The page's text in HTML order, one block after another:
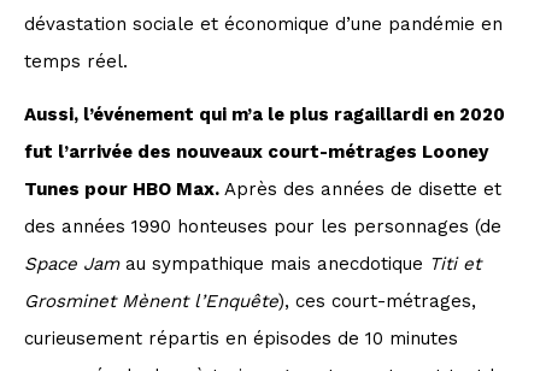
dévastation sociale et économique d’une pandémie en
temps réel.
Aussi, l’événement qui m’a le plus ragaillardi en 2020
fut l’arrivée des nouveaux court-métrages Looney
Tunes pour HBO Max. Après des années de disette et
des années 1990 honteuses pour les personnages (de
Space Jamau sympathique mais anecdotique Titi et
Grosminet Mènent l’Enquête), ces court-métrages,
curieusement répartis en épisodes de 10 minutes